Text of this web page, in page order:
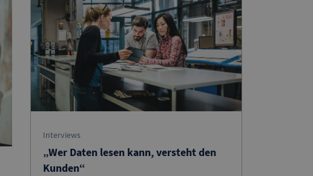
Interviews
„Wer Daten lesen kann, versteht den
Kunden“